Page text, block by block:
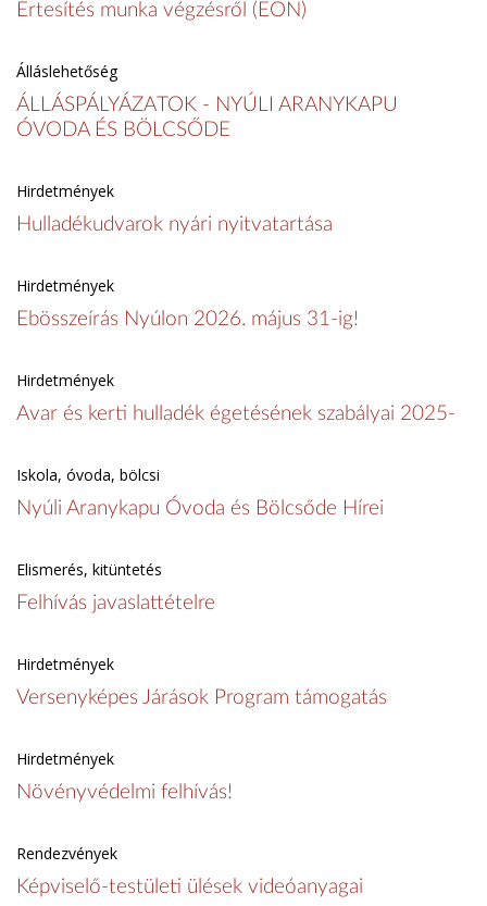
Értesítés munka végzésről (EON)
Álláslehetőség
ÁLLÁSPÁLYÁZATOK - NYÚLI ARANYKAPU
ÓVODA ÉS BÖLCSŐDE
Hirdetmények
Hulladékudvarok nyári nyitvatartása
Hirdetmények
Ebösszeírás Nyúlon 2026. május 31-ig!
Hirdetmények
Avar és kerti hulladék égetésének szabályai 2025-
Iskola, óvoda, bölcsi
Nyúli Aranykapu Óvoda és Bölcsőde Hírei
Elismerés, kitüntetés
Felhívás javaslattételre
Hirdetmények
Versenyképes Járások Program támogatás
Hirdetmények
Növényvédelmi felhívás!
Rendezvények
Képviselő-testületi ülések videóanyagai